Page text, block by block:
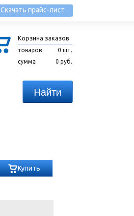
Скачать прайс-лист
Корзина заказов
товаров
0 шт.
сумма
0 руб.
Купить